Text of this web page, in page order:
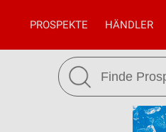
PROSPEKTE HÄNDLER